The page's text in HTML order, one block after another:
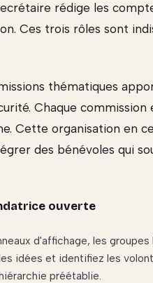
rédige les
Ces trois rôles sont
thématiques
Chaque
Cette organisation en
des bénévoles qui
ouverte
d'affichage, les
idées et identifiez les
préétablie.